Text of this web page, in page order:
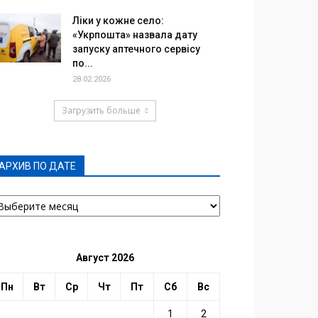
Ліки у кожне село:
«Укрпошта» назвала дату
запуску аптечного сервісу
по...
28.02.2026
Загрузить больше
ПО ДАТЕ
Август 2026
Пн Вт Ср Чт Пт Сб Вс
1 2